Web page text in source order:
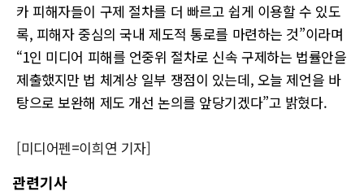
카 피해자들이 구제 절차를 더 빠르고 쉽게 이용할 수 있도
록, 피해자 중심의 국내 제도적 통로를 마련하는 것”이라며
“1인 미디어 피해를 언중위 절차로 신속 구제하는 법률안을
제출했지만 법 체계상 일부 쟁점이 있는데, 오늘 제언을 바
탕으로 보완해 제도 개선 논의를 앞당기겠다”고 밝혔다.
[미디어펜=이희연 기자]
관련기사